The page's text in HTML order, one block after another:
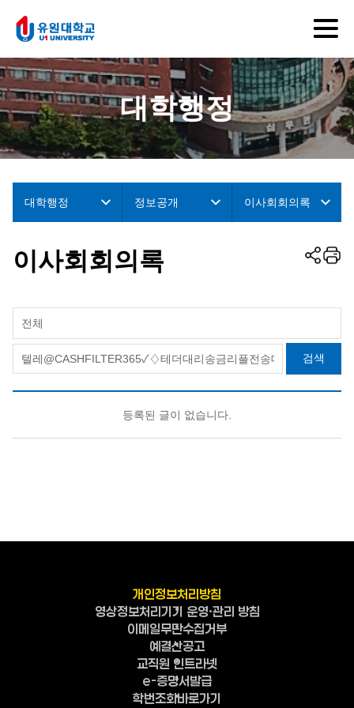
대학행정
대학행정 정보공개 이사회회의록
이사회회의록
전체
검색
등록된 글이 없습니다.
개인정보처리방침
영상정보처리기기 운영·관리 방침
이메일무단수집거부
예결산공고
교직원 인트라넷
e-증명서발급
학번조회바로가기